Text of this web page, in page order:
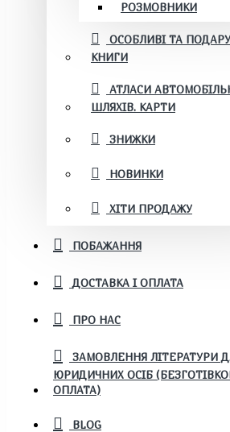
РОЗМОВНИКИ
ОСОБЛИВІ ТА
КНИГИ
АТЛАСИ
ШЛЯХІВ. КАРТИ
ЗНИЖКИ
НОВИНКИ
ХІТИ ПРОДАЖУ
ПОБАЖАННЯ
ДОСТАВКА І ОПЛАТА
ПРО НАС
ЗАМОВЛЕННЯ ЛІТЕРАТУРИ
ЮРИДИЧНИХ ОСІБ
ОПЛАТА)
BLOG